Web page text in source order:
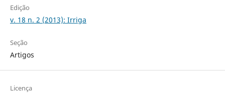
Edição
v. 18 n. 2 (2013): Irriga
Seção
Artigos
Licença